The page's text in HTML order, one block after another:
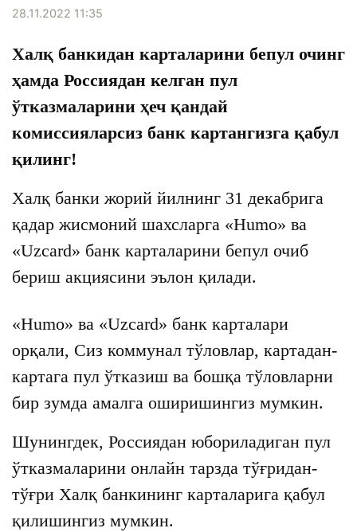
28.11.2022 11:35
Халқ банкидан карталарини бепул очинг
ҳамда Россиядан келган пул
ўтказмаларини ҳеч қандай
комиссияларсиз банк картангизга қабул
қилинг!
Халқ банки жорий йилнинг 31 декабрига
қадар жисмоний шахсларга «Humo» ва
«Uzcard» банк карталарини бепул очиб
бериш акциясини эълон қилади.
«Humo» ва «Uzcard» банк карталари
орқали, Сиз коммунал тўловлар, картадан-
картага пул ўтказиш ва бошқа тўловларни
бир зумда амалга оширишингиз мумкин.
Шунингдек, Россиядан юбориладиган пул
ўтказмаларини онлайн тарзда тўғридан-
тўғри Халқ банкининг карталарига қабул
қилишингиз мумкин.